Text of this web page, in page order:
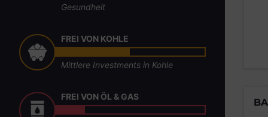
Gesundheit
FREI VON KOHLE
Mittlere Investments in Kohle
FREI VON ÖL & GAS